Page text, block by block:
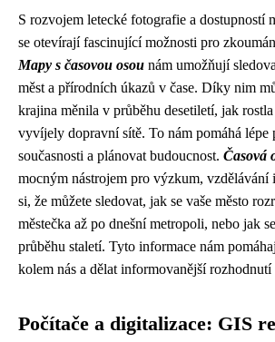
S rozvojem letecké fotografie a dostupností
se otevírají fascinující možnosti pro
Mapy s časovou osou nám umožňují
měst a přírodních úkazů v čase. Díky nim
krajina měnila v průběhu desetiletí, jak rostla
vyvíjely dopravní sítě. To nám pomáhá lépe
současnosti a plánovat budoucnost. Časová
mocným nástrojem pro výzkum, vzdělávání
si, že můžete sledovat, jak se vaše město
městečka až po dnešní metropoli, nebo jak
průběhu staletí. Tyto informace nám
kolem nás a dělat informovanější
Počítače a digitalizace: GIS